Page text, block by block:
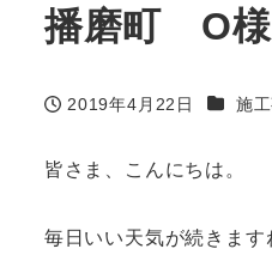
播磨町 O
投稿日
2019年4月22日 カテゴ
施
皆さま、こんにちは。
毎日いい天気が続きます